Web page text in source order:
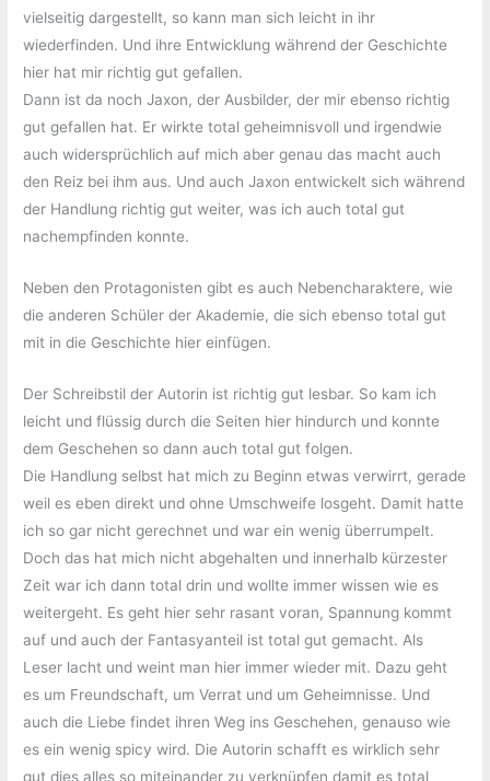
vielseitig dargestellt, so kann man sich leicht in ihr
wiederfinden. Und ihre Entwicklung während der Geschichte
hier hat mir richtig gut gefallen.
Dann ist da noch Jaxon, der Ausbilder, der mir ebenso richtig
gut gefallen hat. Er wirkte total geheimnisvoll und irgendwie
auch widersprüchlich auf mich aber genau das macht auch
den Reiz bei ihm aus. Und auch Jaxon entwickelt sich während
der Handlung richtig gut weiter, was ich auch total gut
nachempfinden konnte.
Neben den Protagonisten gibt es auch Nebencharaktere, wie
die anderen Schüler der Akademie, die sich ebenso total gut
mit in die Geschichte hier einfügen.
Der Schreibstil der Autorin ist richtig gut lesbar. So kam ich
leicht und flüssig durch die Seiten hier hindurch und konnte
dem Geschehen so dann auch total gut folgen.
Die Handlung selbst hat mich zu Beginn etwas verwirrt, gerade
weil es eben direkt und ohne Umschweife losgeht. Damit hatte
ich so gar nicht gerechnet und war ein wenig überrumpelt.
Doch das hat mich nicht abgehalten und innerhalb kürzester
Zeit war ich dann total drin und wollte immer wissen wie es
weitergeht. Es geht hier sehr rasant voran, Spannung kommt
auf und auch der Fantasyanteil ist total gut gemacht. Als
Leser lacht und weint man hier immer wieder mit. Dazu geht
es um Freundschaft, um Verrat und um Geheimnisse. Und
auch die Liebe findet ihren Weg ins Geschehen, genauso wie
es ein wenig spicy wird. Die Autorin schafft es wirklich sehr
gut dies alles so miteinander zu verknüpfen damit es total